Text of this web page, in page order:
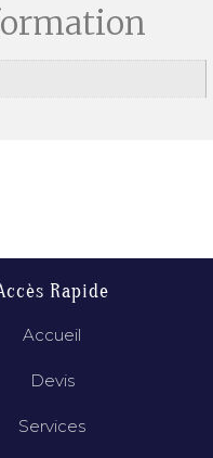
Rapide
Accueil
Devis
Services